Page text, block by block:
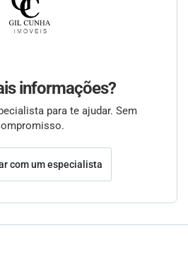
informações?
para te ajudar. Sem
com um especialista